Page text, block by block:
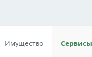
Имущество Сервисы